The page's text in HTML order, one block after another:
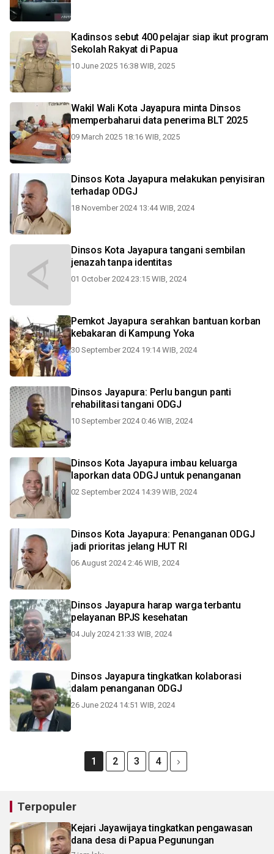
Kadinsos sebut 400 pelajar siap ikut program
Sekolah Rakyat di Papua
10 June 2025 16:38 WIB, 2025
Wakil Wali Kota Jayapura minta Dinsos
memperbaharui data penerima BLT 2025
09 March 2025 18:16 WIB, 2025
Dinsos Kota Jayapura melakukan penyisiran
terhadap ODGJ
18 November 2024 13:44 WIB, 2024
Dinsos Kota Jayapura tangani sembilan
jenazah tanpa identitas
01 October 2024 23:15 WIB, 2024
Pemkot Jayapura serahkan bantuan korban
kebakaran di Kampung Yoka
30 September 2024 19:14 WIB, 2024
Dinsos Jayapura: Perlu bangun panti
rehabilitasi tangani ODGJ
10 September 2024 0:46 WIB, 2024
Dinsos Kota Jayapura imbau keluarga
laporkan data ODGJ untuk penanganan
02 September 2024 14:39 WIB, 2024
Dinsos Kota Jayapura: Penanganan ODGJ
jadi prioritas jelang HUT RI
06 August 2024 2:46 WIB, 2024
Dinsos Jayapura harap warga terbantu
pelayanan BPJS kesehatan
04 July 2024 21:33 WIB, 2024
Dinsos Jayapura tingkatkan kolaborasi
dalam penanganan ODGJ
26 June 2024 14:51 WIB, 2024
1 2 3 4
Terpopuler
Kejari Jayawijaya tingkatkan pengawasan
dana desa di Papua Pegunungan